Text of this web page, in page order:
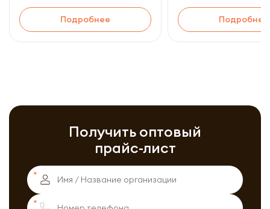
Подробнее Подробнее
Получить оптовый
прайс-лист